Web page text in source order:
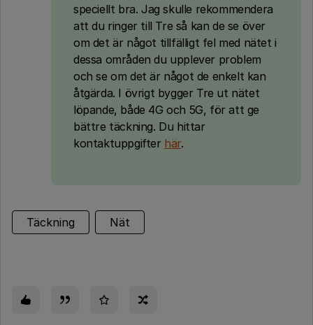
speciellt bra. Jag skulle rekommendera
att du ringer till Tre så kan de se över
om det är något tillfälligt fel med nätet i
dessa områden du upplever problem
och se om det är något de enkelt kan
åtgärda. I övrigt bygger Tre ut nätet
löpande, både 4G och 5G, för att ge
bättre täckning. Du hittar
kontaktuppgifter här.
Täckning Nät